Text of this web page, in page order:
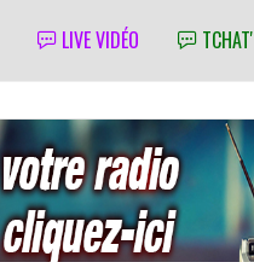
LIVE VIDÉO TCHAT'